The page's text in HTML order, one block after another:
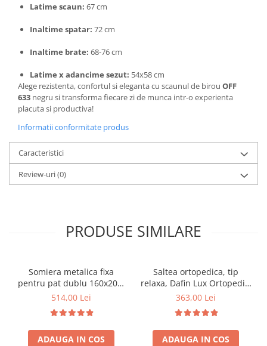
Latime scaun: 67 cm
Inaltime spatar: 72 cm
Inaltime brate: 68-76 cm
Latime x adancime sezut: 54x58 cm
Alege rezistenta, confortul si eleganta cu scaunul de birou OFF
633 negru si transforma fiecare zi de munca intr-o experienta
placuta si productiva!
Informatii conformitate produs
Caracteristici
Review-uri(0)
PRODUSE SIMILARE
Somiera metalica fixa
pentru pat dublu 160x200,
6 picioare, 32 lamele lemn
saltea ferm, negru
514,00 Lei
ADAUGA IN COS
Saltea ortopedica, tip
relaxa, Dafin Lux Ortopedic,
90x200x21cm, fermitate
tip Bonell, fata vara-iarna,
sistem de aerisire cu
butoni, Salt Confort
363,00 Lei
ADAUGA IN COS